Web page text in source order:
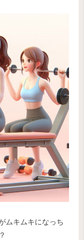
ムキムキになっち